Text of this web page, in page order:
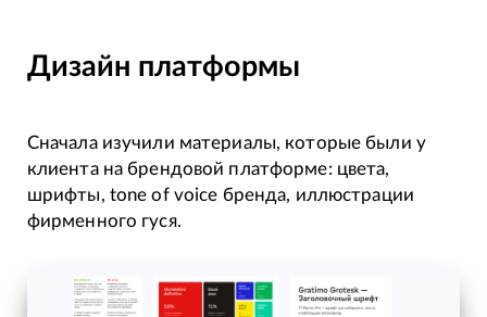
Дизайн платформы
Сначала изучили материалы, которые были у
клиента на брендовой платформе: цвета,
шрифты, tone of voice бренда, иллюстрации
фирменного гуся.